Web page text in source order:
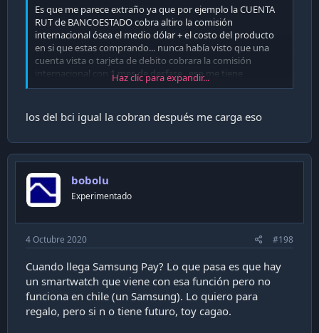
Es que me parece extraño ya que por ejemplo la CUENTA
RUT de BANCOESTADO cobra altiro la comisión
internacional ósea el medio dólar + el costo del producto
en si que estas comprando... nunca había visto que una
cuenta vista o tarjeta de debito cobrara la comisión
internacional con 1 mes de desfase.. eso me tiene
extrañado :/ :S
Haz clic para expandir...
los del bci igual la cobran después me carga eso
bobolu
Experimentado
4 Octubre 2020 #198
Cuando llega Samsung Pay? Lo que pasa es que hay
un smartwatch que viene con esa función pero no
funciona en chile (un Samsung). Lo quiero para
regalo, pero si n o tiene futuro, toy cagao.